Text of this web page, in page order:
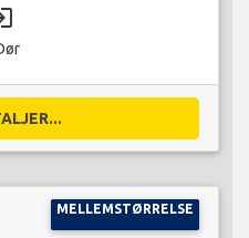
MELLEMSTØRRELSE